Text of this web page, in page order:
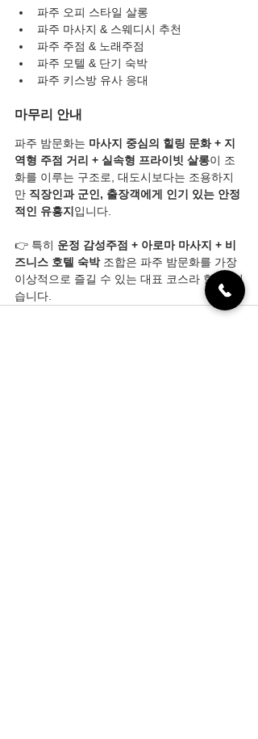
파주 오피 스타일 살롱
파주 마사지 & 스웨디시 추천
파주 주점 & 노래주점
파주 모텔 & 단기 숙박
파주 키스방 유사 응대
마무리 안내
파주 밤문화는 마사지 중심의 힐링 문화 + 지
역형 주점 거리 + 실속형 프라이빗 살롱이 조
화를 이루는 구조로, 대도시보다는 조용하지
만 직장인과 군인, 출장객에게 인기 있는 안정
적인 유흥지 입니다.
👉 특히 운정 감성주점 + 아로마 마사지 + 비
즈니스 호텔 숙박 조합은 파주 밤문화를 가장
이상적으로 즐길 수 있는 대표 코스라 할 수 있
습니다.